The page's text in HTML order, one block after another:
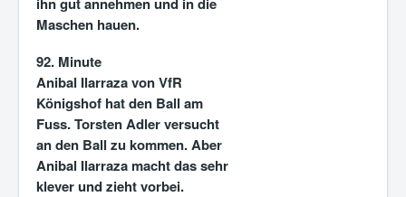
Maschen hauen.
92. Minute
Anibal Ilarraza von VfR
Königshof hat den Ball am
Fuss. Torsten Adler versucht
an den Ball zu kommen. Aber
Anibal Ilarraza macht das sehr
klever und zieht vorbei.